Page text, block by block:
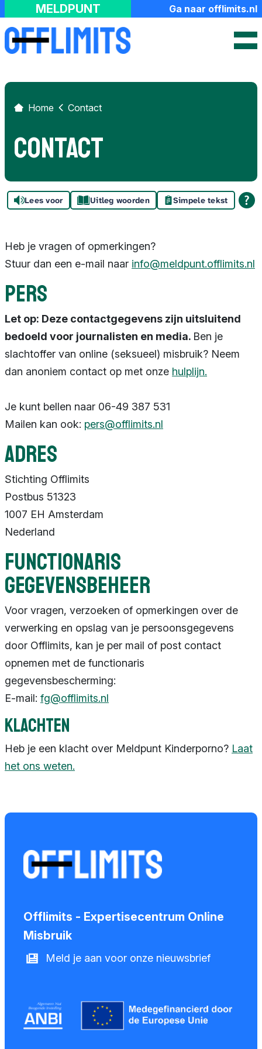
MELDPUNT Ga naar offlimits.nl
FAQ
Hash Check Service
Over het meldpunt
Contact
Home Contact
Contact
Lees voor Uitleg woorden Simpele tekst
Heb je vragen of opmerkingen?
Stuur dan een e-mail naar info@meldpunt.offlimits.nl
Pers
Let op: Deze contactgegevens zijn uitsluitend
bedoeld voor journalisten en media. Ben je
slachtoffer van online (seksueel) misbruik? Neem
dan anoniem contact op met onze hulplijn.
Je kunt bellen naar 06-49 387 531
Mailen kan ook: pers@offlimits.nl
Adres
Stichting Offlimits
Postbus 51323
1007 EH Amsterdam
Nederland
Functionaris
gegevensbeheer
Voor vragen, verzoeken of opmerkingen over de
verwerking en opslag van je persoonsgegevens
door Offlimits, kan je per mail of post contact
opnemen met de functionaris
gegevensbescherming:
E-mail: fg@offlimits.nl
Klachten
Heb je een klacht over Meldpunt Kinderporno? Laat
het ons weten.
Offlimits - Expertisecentrum Online
Misbruik
Meld je aan voor onze nieuwsbrief